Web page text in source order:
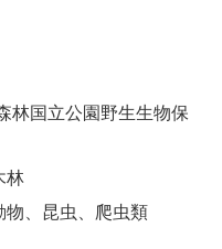
林国立公園野生生物保
林
物、昆虫、爬虫類